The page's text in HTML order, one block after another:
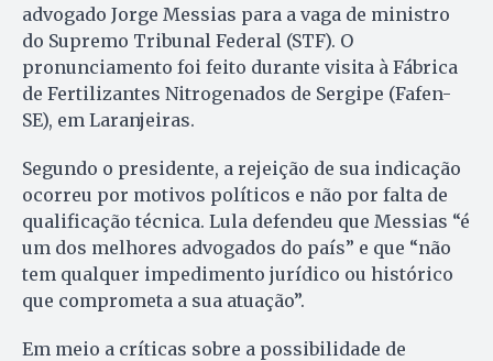
advogado Jorge Messias para a vaga de ministro
do Supremo Tribunal Federal (STF). O
pronunciamento foi feito durante visita à Fábrica
de Fertilizantes Nitrogenados de Sergipe (Fafen-
SE), em Laranjeiras.
Segundo o presidente, a rejeição de sua indicação
ocorreu por motivos políticos e não por falta de
qualificação técnica. Lula defendeu que Messias “é
um dos melhores advogados do país” e que “não
tem qualquer impedimento jurídico ou histórico
que comprometa a sua atuação”.
Em meio a críticas sobre a possibilidade de